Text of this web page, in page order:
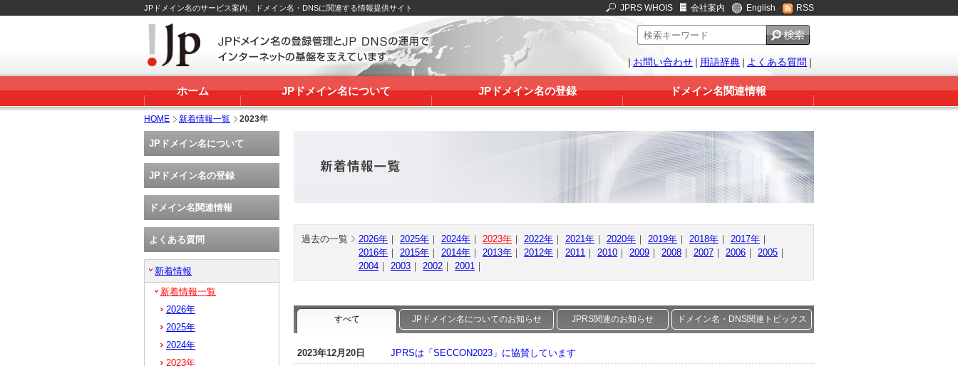
JPドメイン名のサービス案内、ドメイン名・DNSに関連する情報提供サイト JPRS WHOIS 会社案内 English RSS
| お問い合わせ | 用語辞典 | よくある質問 |
ホーム JPドメイン名について JPドメイン名の登録 ドメイン名関連情報
HOME 新着情報一覧 2023年
過去の一覧 2026年 ｜ 2025年 ｜ 2024年 ｜ 2023年 ｜ 2022年 ｜ 2021年 ｜ 2020年 ｜ 2019年 ｜ 2018年 ｜ 2017年 ｜
2016年 ｜ 2015年 ｜ 2014年 ｜ 2013年 ｜ 2012年 ｜ 2011 ｜ 2010 ｜ 2009 ｜ 2008 ｜ 2007 ｜ 2006 ｜ 2005 ｜
2004 ｜ 2003 ｜ 2002 ｜ 2001 ｜
すべて JPドメイン名についてのお知らせ JPRS関連のお知らせ ドメイン名・DNS関連トピックス
2023年12月20日
JPRSは「SECCON2023」に協賛しています
JPドメイン名について
JPドメイン名の登録
ドメイン名関連情報
よくある質問
新着情報
新着情報一覧
2026年
2025年
2024年
2023年